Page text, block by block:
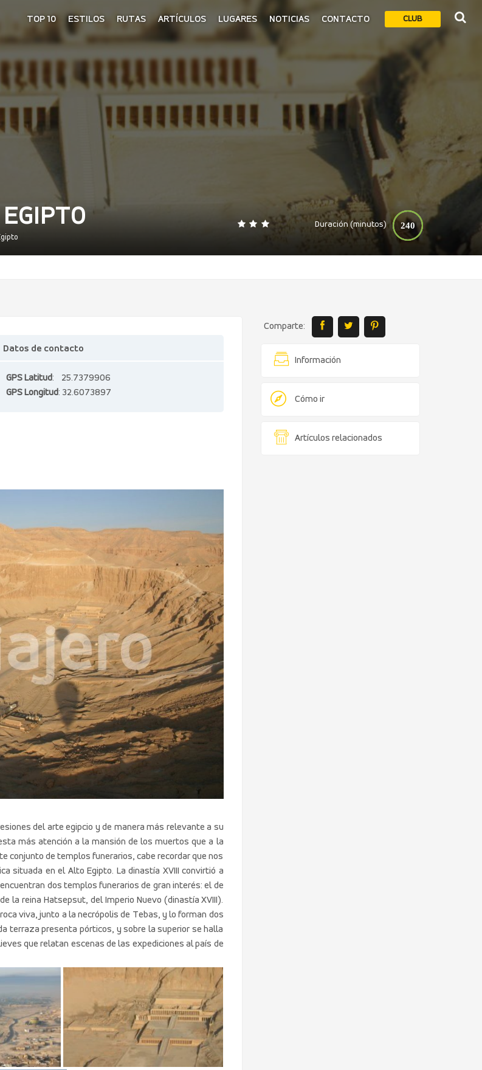
CLUB
TOP 10 ESTILOS RUTAS ARTÍCULOS LUGARES NOTICIAS CONTACTO
Duración (minutos) 240
0 140
Comparte:
Información
Cómo ir
Artículos relacionados
Datos de contacto
GPS Latitud: 25.7379906
GPS Longitud: 32.6073897
del arte egipcio y de manera más relevante a su
más atención a la mansión de los muertos que a la
conjunto de templos funerarios, cabe recordar que nos
situada en el Alto Egipto. La dinastía XVIII convirtió a
dos templos funerarios de gran interés: el de
la reina Hatsepsut, del Imperio Nuevo (dinastía XVIII).
viva, junto a la necrópolis de Tebas, y lo forman dos
terraza presenta pórticos, y sobre la superior se halla
que relatan escenas de las expediciones al país de